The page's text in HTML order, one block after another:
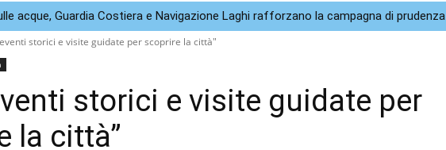
acque, Guardia Costiera e Navigazione Laghi rafforzano la campagna di prudenza
storici e visite guidate per scoprire la città"
storici e visite guidate per
la città”